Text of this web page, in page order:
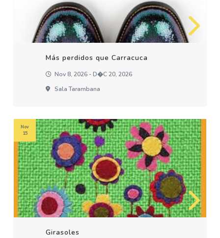
Más perdidos que Carracuca
Nov 8, 2026 - D�c 20, 2026
Sala Tarambana
Girasoles
Nov
15